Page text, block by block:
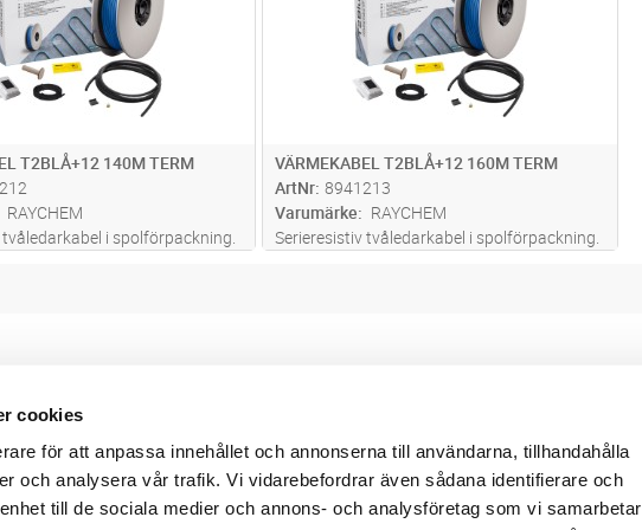
cookies
för att anpassa innehållet och annonserna till användarna, tillhandahålla
och analysera vår trafik. Vi vidarebefordrar även sådana identifierare och
till de sociala medier och annons- och analysföretag som vi samarbetar
T2BLÅ+12 140M TERM
RAYCHEM
i spolförpackning.
är metermärkt, PFAS-fri
kabelminne för en smidig
VÄRMEKABEL T2BLÅ+12 160M TERM
ArtNr 8941213
Varumärke
RAYCHEM
Serieresistiv tvåledarkabel i spolförpackning.
Leverans- och betalningsvillkor
Elektronisk kommunikation
Produktväljare